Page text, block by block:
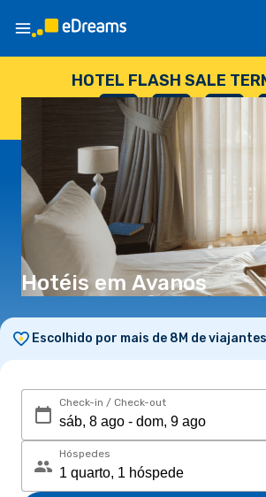
HOTEL FLASH SALE
--
DIAS
: --
HORAS
:
Hotéis em Avanos
Escolhido por mais de 8M de
Check-in / Check-out
Hóspedes